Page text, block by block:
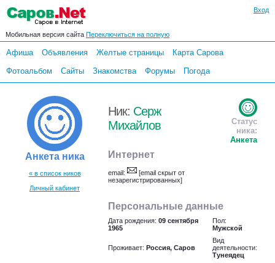
Вход
Мобильная версия сайта Переключиться на полную
Афиша Объявления Желтые страницы
Карта Сарова
Фотоальбом
Сайты Знакомства Форумы Погода
Анкета ника
« в список ников
Личный кабинет
Ник: Серж
Михайлов
Статус
ника:
Анкета
Интернет
email:
[email скрыт от
незарегистрированных]
Персональные данные
Дата рождения: 09 сентября
1965
Пол:
Мужской
Проживает: Россия, Саров
Вид
деятельности:
Тунеядец